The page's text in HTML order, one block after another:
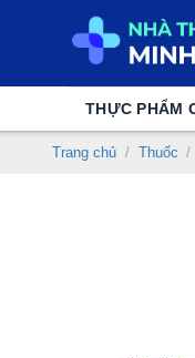
THỰC PHẨM
Trang chủ / Thuốc /